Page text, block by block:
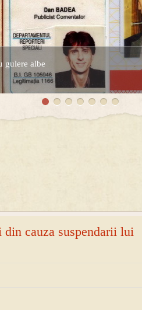
gulere albeconturi secrete ale Securitatii.
cauza suspendarii lui